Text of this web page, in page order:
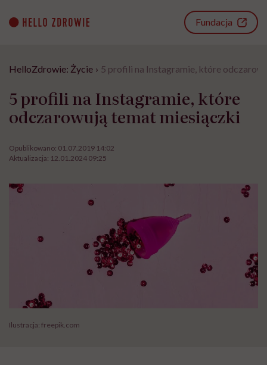
content
Fundacja
HelloZdrowie: Życie › 5 profili na Instagramie, które
5 profili na Instagramie, które
odczarowują temat miesiączki
Opublikowano: 01.07.2019 14:02
Aktualizacja: 12.01.2024 09:25
Ilustracja: freepik.com